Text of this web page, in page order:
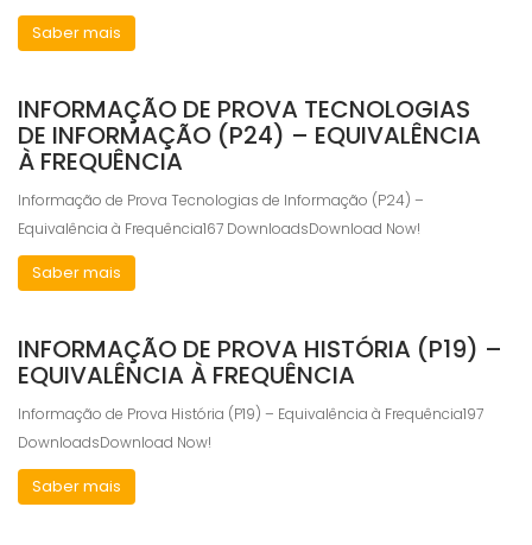
Saber mais
INFORMAÇÃO DE PROVA TECNOLOGIAS
DE INFORMAÇÃO (P24) – EQUIVALÊNCIA
À FREQUÊNCIA
Informação de Prova Tecnologias de Informação (P24) –
Equivalência à Frequência167 DownloadsDownload Now!
Saber mais
INFORMAÇÃO DE PROVA HISTÓRIA (P19) –
EQUIVALÊNCIA À FREQUÊNCIA
Informação de Prova História (P19) – Equivalência à Frequência197
DownloadsDownload Now!
Saber mais